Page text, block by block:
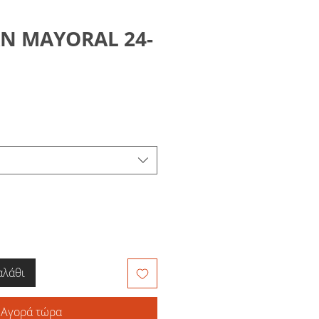
MAYORAL 24-
Αγορά τώρα